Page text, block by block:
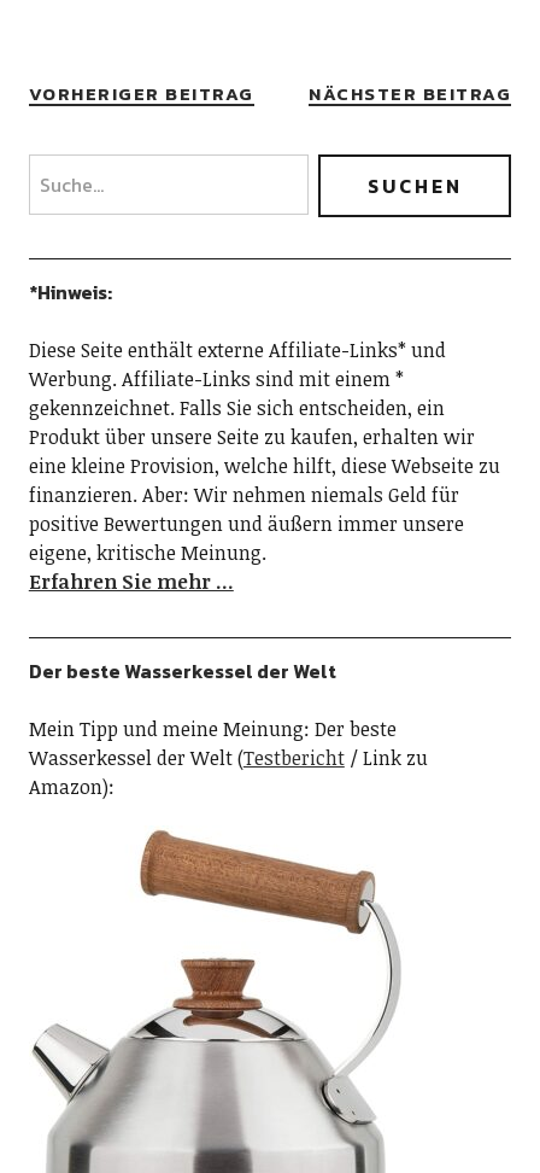
VORHERIGER BEITRAG NÄCHSTER BEITRAG
*Hinweis:
Diese Seite enthält externe Affiliate-Links* und
Werbung. Affiliate-Links sind mit einem *
gekennzeichnet. Falls Sie sich entscheiden, ein
Produkt über unsere Seite zu kaufen, erhalten wir
eine kleine Provision, welche hilft, diese Webseite zu
finanzieren. Aber: Wir nehmen niemals Geld für
positive Bewertungen und äußern immer unsere
eigene, kritische Meinung.
Erfahren Sie mehr …
Der beste Wasserkessel der Welt
Mein Tipp und meine Meinung: Der beste
Wasserkessel der Welt (Testbericht/ Link zu
Amazon):